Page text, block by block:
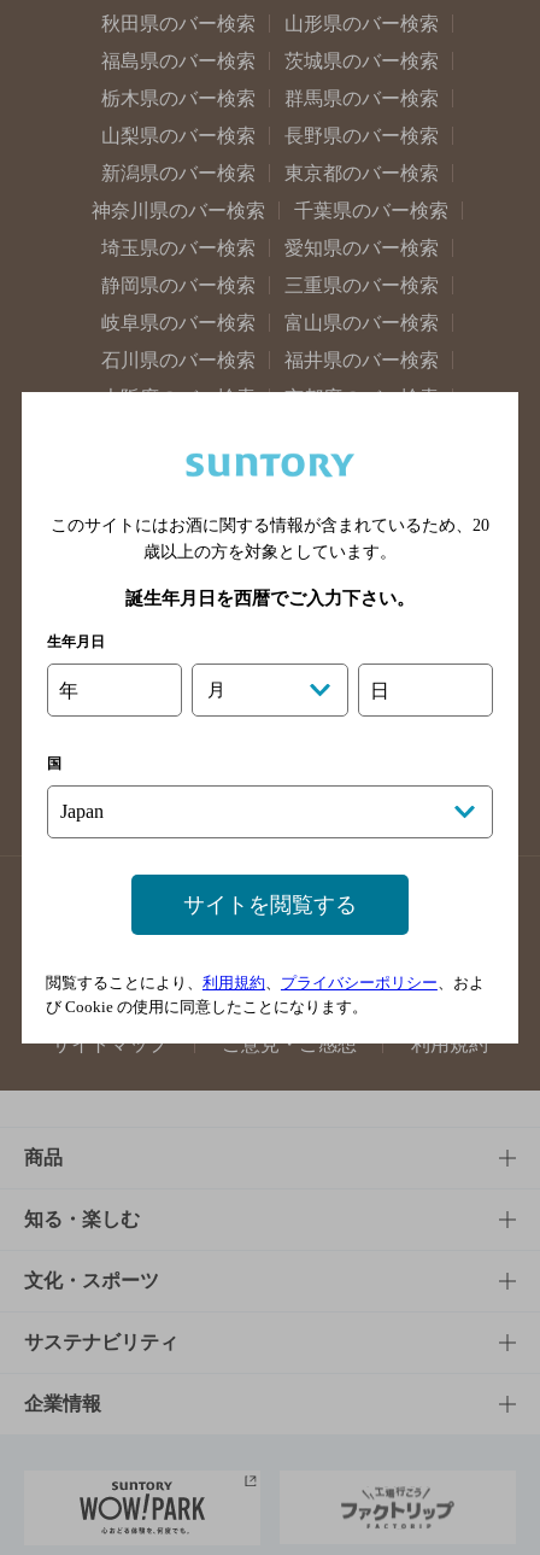
秋田県のバー検索
山形県のバー検索
福島県のバー検索
茨城県のバー検索
栃木県のバー検索
群馬県のバー検索
山梨県のバー検索
長野県のバー検索
新潟県のバー検索
東京都のバー検索
神奈川県のバー検索
千葉県のバー検索
埼玉県のバー検索
愛知県のバー検索
静岡県のバー検索
三重県のバー検索
岐阜県のバー検索
富山県のバー検索
石川県のバー検索
福井県のバー検索
大阪府のバー検索
京都府のバー検索
滋賀県のバー検索
和歌山県のバー検索
山口県のバー検索
鳥取県のバー検索
島根県のバー検索
徳島県のバー検索
高知県のバー検索
福岡県のバー検索
長崎県のバー検索
佐賀県のバー検索
店舗登録方法のご案内
店舗情報更新方法のご案内
掲載店舗様ログイン
サイトマップ ご意見・ご感想 利用規約
商品
商品TOP
商品一覧
商品発売情報
栄養成分一覧
知る・楽しむ
知る・楽しむTOP
キャンペーン
工場見学
地域情報
文化・スポーツ
文化・スポーツTOP
サントリーホール
サントリーサンバーズ大阪
サステナビリティ
サステナビリティTOP
サントリーが考えるサステナビリティ経営
企業情報
企業概要
このサイトにはお酒に関する情報が含まれているため、 20
歳以上の方を対象としています。
誕生年月日を西暦でご入力下さい。
生年月日
年 月 日
国
サイトを閲覧する
閲覧することにより、 利用規約 プライバシーポリシー 、およ
び Cookie の使用に同意したことになります。